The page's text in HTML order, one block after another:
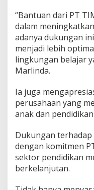
“Bantuan dari PT
dalam
adanya dukungan
menjadi lebih
lingkungan belajar
Marlinda.
Ia juga
perusahaan yang
anak dan
Dukungan terhadap
dengan komitmen
sektor pendidikan
berkelanjutan.